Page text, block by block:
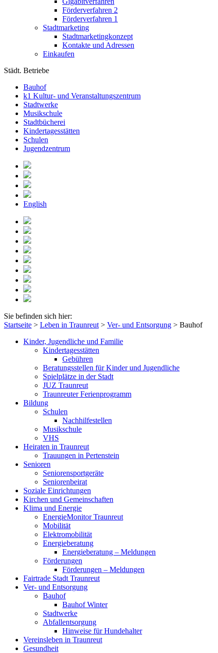
Förderverfahren 2
Förderverfahren 1
Stadtmarketing
Stadtmarketingkonzept
Kontakte und Adressen
Einkaufen
Städt. Betriebe
Bauhof
k1 Kultur- und Veranstaltungszentrum
Stadtwerke
Musikschule
Stadtbücherei
Kindertagesstätten
Schulen
Jugendzentrum
English
Sie befinden sich hier:
Startseite > Leben in Traunreut > Ver- und Entsorgung > Bauhof
Kinder, Jugendliche und Familie
Kindertagesstätten
Gebühren
Beratungsstellen für Kinder und Jugendliche
Spielplätze in der Stadt
JUZ Traunreut
Traunreuter Ferienprogramm
Bildung
Schulen
Nachhilfestellen
Musikschule
VHS
Heiraten in Traunreut
Trauungen in Pertenstein
Senioren
Seniorensportgeräte
Seniorenbeirat
Soziale Einrichtungen
Kirchen und Gemeinschaften
Klima und Energie
EnergieMonitor Traunreut
Mobilität
Elektromobilität
Energieberatung
Energieberatung – Meldungen
Förderungen
Förderungen – Meldungen
Fairtrade Stadt Traunreut
Ver- und Entsorgung
Bauhof
Bauhof Winter
Stadtwerke
Abfallentsorgung
Hinweise für Hundehalter
Vereinsleben in Traunreut
Gesundheit